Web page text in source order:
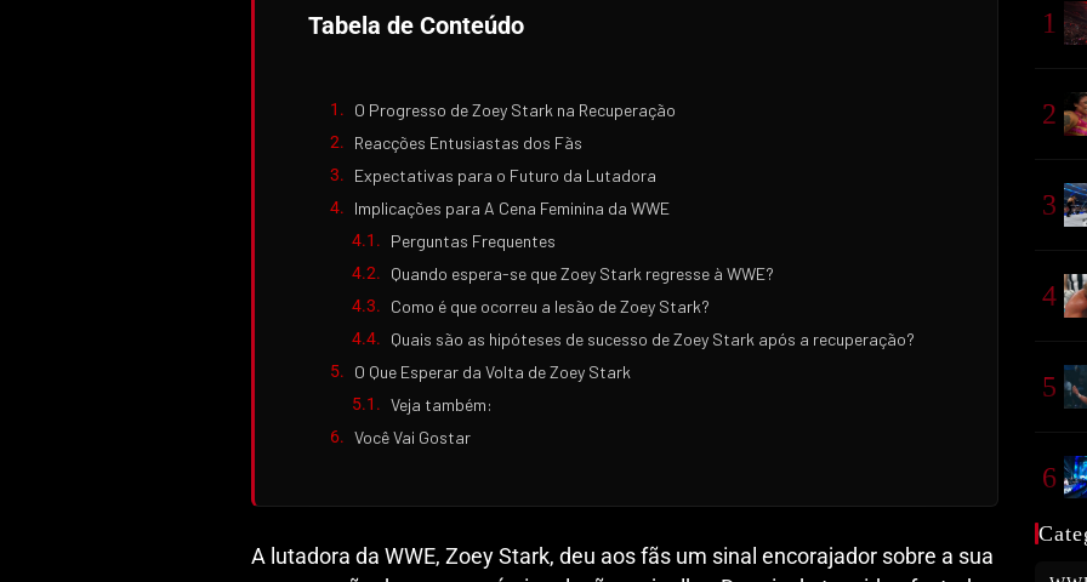
Tabela de Conteúdo
O Progresso de Zoey Stark na Recuperação
Reacções Entusiastas dos Fãs
Expectativas para o Futuro da Lutadora
Implicações para A Cena Feminina da WWE
Perguntas Frequentes
Quando espera-se que Zoey Stark regresse à WWE?
Como é que ocorreu a lesão de Zoey Stark?
Quais são as hipóteses de sucesso de Zoey Stark após a recuperação?
O Que Esperar da Volta de Zoey Stark
Veja também:
Você Vai Gostar
A lutadora da WWE, Zoey Stark, deu aos fãs um sinal encorajador sobre a sua
1
2
3
4
5
6